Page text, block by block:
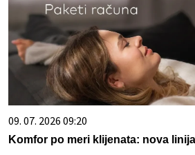
09. 07. 2026 09:20
Komfor po meri klijenata: nova